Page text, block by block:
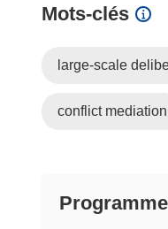
Mots‑clés
large-scale
conflict mediation